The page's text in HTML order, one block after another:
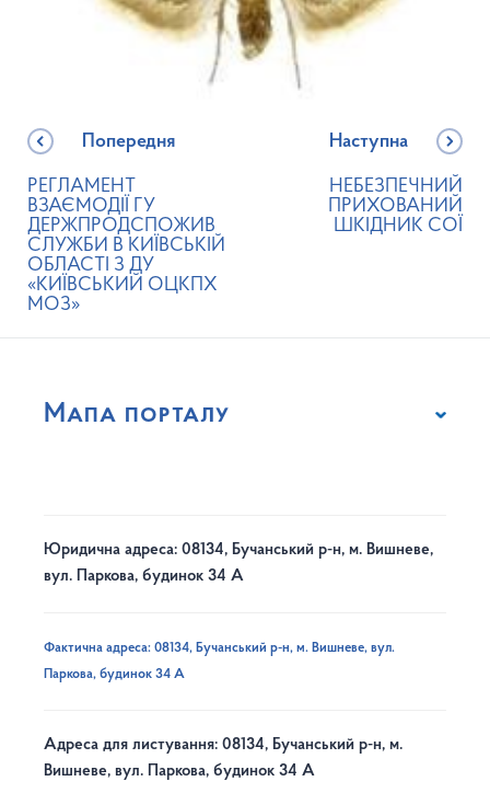
Попередня
РЕГЛАМЕНТ
ВЗАЄМОДІЇ ГУ
ДЕРЖПРОДСПОЖИВ
СЛУЖБИ В КИЇВСЬКІЙ
ОБЛАСТІ З ДУ
«КИЇВСЬКИЙ ОЦКПХ
МОЗ»
Наступна
НЕБЕЗПЕЧНИЙ
ПРИХОВАНИЙ
ШКІДНИК СОЇ
Мапа порталу
Юридична адреса: 08134, Бучанський р-н, м. Вишневе,
вул. Паркова, будинок 34 А
Фактична адреса: 08134, Бучанський р-н, м. Вишневе, вул.
Паркова, будинок 34 А
Адреса для листування: 08134, Бучанський р-н, м.
Вишневе, вул. Паркова, будинок 34 А